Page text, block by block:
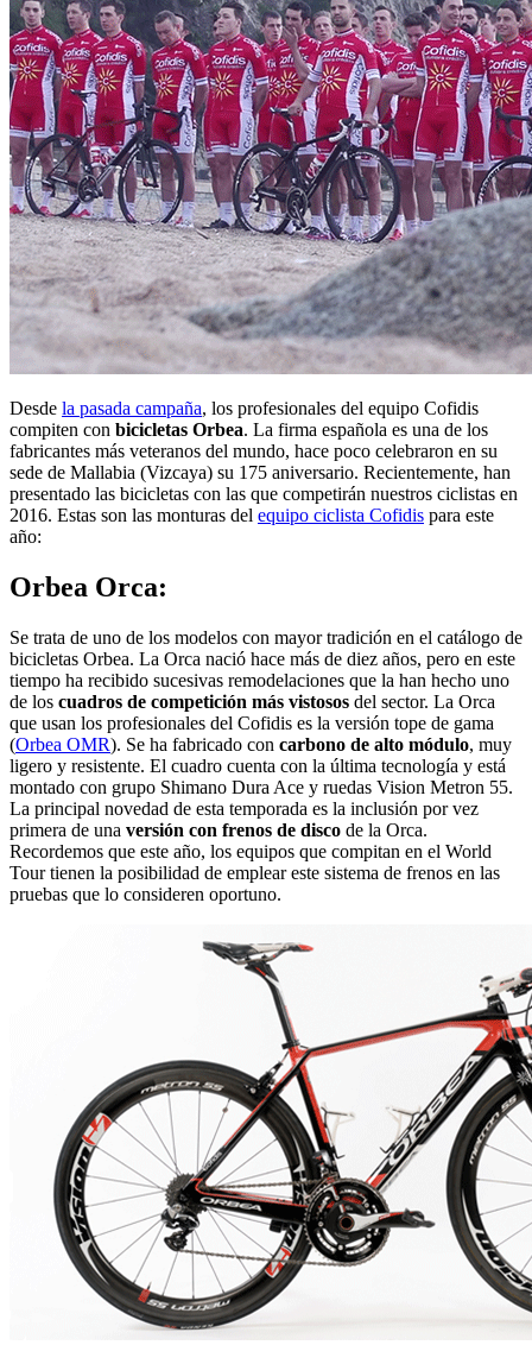
Desde la pasada campaña, los profesionales del equipo Cofidis
compiten con bicicletas Orbea. La firma española es una de los
fabricantes más veteranos del mundo, hace poco celebraron en su
sede de Mallabia (Vizcaya) su 175 aniversario. Recientemente, han
presentado las bicicletas con las que competirán nuestros ciclistas en
2016. Estas son las monturas del equipo ciclista Cofidis para este
año:
Orbea Orca:
Se trata de uno de los modelos con mayor tradición en el catálogo de
bicicletas Orbea. La Orca nació hace más de diez años, pero en este
tiempo ha recibido sucesivas remodelaciones que la han hecho uno
de los cuadros de competición más vistosos del sector. La Orca
que usan los profesionales del Cofidis es la versión tope de gama
(Orbea OMR). Se ha fabricado con carbono de alto módulo, muy
ligero y resistente. El cuadro cuenta con la última tecnología y está
montado con grupo Shimano Dura Ace y ruedas Vision Metron 55.
La principal novedad de esta temporada es la inclusión por vez
primera de una versión con frenos de disco de la Orca.
Recordemos que este año, los equipos que compitan en el World
Tour tienen la posibilidad de emplear este sistema de frenos en las
pruebas que lo consideren oportuno.